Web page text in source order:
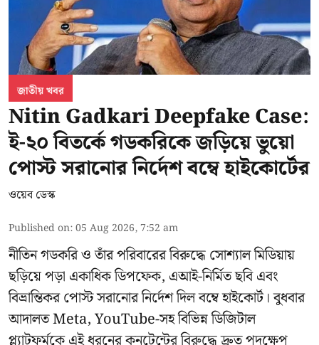
জাতীয় খবর
Nitin Gadkari Deepfake Case:
ই-২০ বিতর্কে গডকরিকে জড়িয়ে ভুয়ো
পোস্ট সরানোর নির্দেশ বম্বে হাইকোর্টের
ওয়েব ডেস্ক
Published on:05 Aug 2026, 7:52 am
নীতিন গডকরি ও তাঁর পরিবারের বিরুদ্ধে সোশ্যাল মিডিয়ায়
ছড়িয়ে পড়া একাধিক ডিপফেক, এআই-নির্মিত ছবি এবং
বিভ্রান্তিকর পোস্ট সরানোর নির্দেশ দিল বম্বে হাইকোর্ট। বুধবার
আদালত Meta, YouTube-সহ বিভিন্ন ডিজিটাল